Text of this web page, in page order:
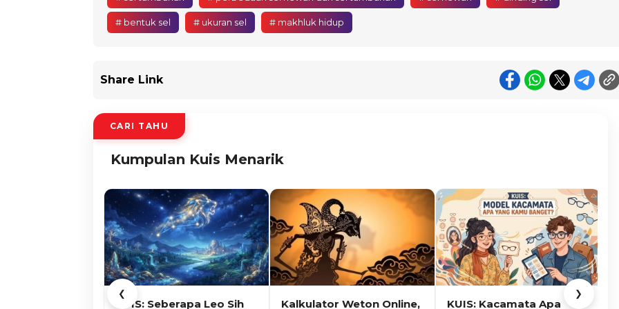
# bentuk sel # ukuran sel # makhluk hidup
Share Link
CARI TAHU
Kumpulan Kuis Menarik
❮
KUIS: Seberapa Leo Sih Kalkulator Weton Online, KUIS: Kacamata Apa
❯